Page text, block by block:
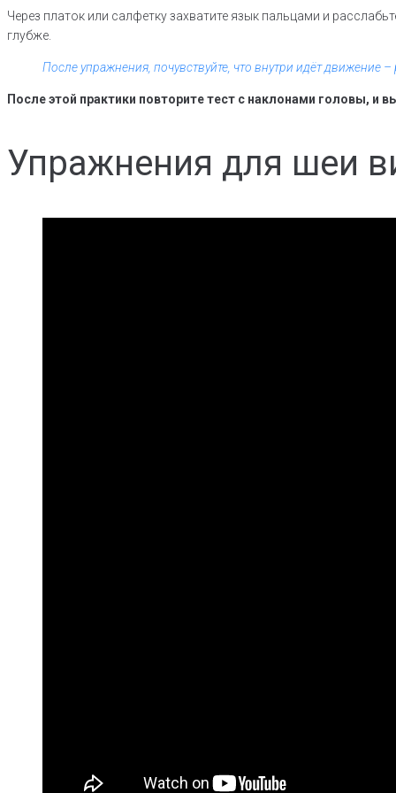
Через платок или салфетку захватите язык пальцами и
глубже.
После упражнения, почувствуйте, что внутри идёт
После этой практики повторите тест с наклонами головы,
Упражнения для шеи